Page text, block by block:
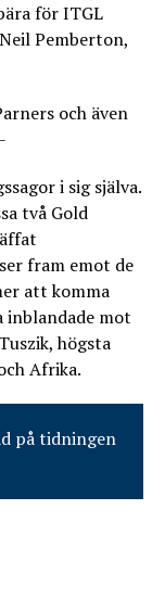
för ITGL
Pemberton,
och även
i sig själva.
två Gold
fram emot de
att komma
mot
högsta
Afrika.
på tidningen